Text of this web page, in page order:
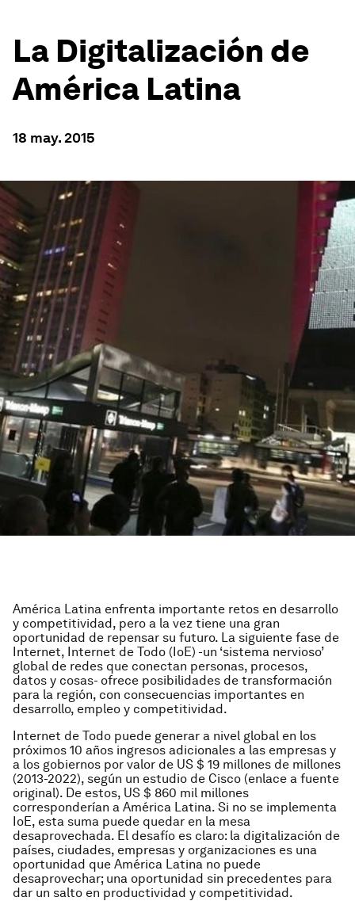
La Digitalización de
América Latina
18 may. 2015
América Latina enfrenta importante retos en desarrollo
y competitividad, pero a la vez tiene una gran
oportunidad de repensar su futuro. La siguiente fase de
Internet, Internet de Todo (IoE) -un ‘sistema nervioso’
global de redes que conectan personas, procesos,
datos y cosas- ofrece posibilidades de transformación
para la región, con consecuencias importantes en
desarrollo, empleo y competitividad.
Internet de Todo puede generar a nivel global en los
próximos 10 años ingresos adicionales a las empresas y
a los gobiernos por valor de US $ 19 millones de millones
(2013-2022), según un estudio de Cisco (enlace a fuente
original). De estos, US $ 860 mil millones
corresponderían a América Latina. Si no se implementa
IoE, esta suma puede quedar en la mesa
desaprovechada. El desafío es claro: la digitalización de
países, ciudades, empresas y organizaciones es una
oportunidad que América Latina no puede
desaprovechar; una oportunidad sin precedentes para
dar un salto en productividad y competitividad.